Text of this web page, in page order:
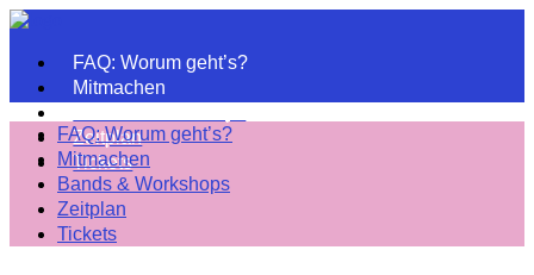
FAQ: Worum geht’s?
Mitmachen
Zeitplan
Tickets
FAQ: Worum geht’s?
Mitmachen
Bands & Workshops
Zeitplan
Tickets